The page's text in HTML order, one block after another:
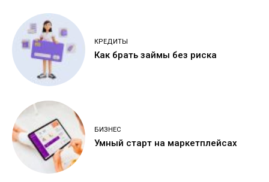
КРЕДИТЫ
Как брать займы без риска
БИЗНЕС
Умный старт на маркетплейсах